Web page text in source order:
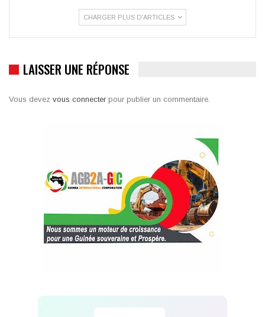
CHARGER PLUS D'ARTICLES
LAISSER UNE RÉPONSE
Vous devez vous connecter pour publier un commentaire.